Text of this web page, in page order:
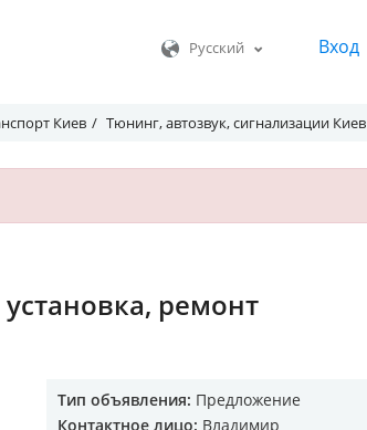
Русский Вход
Киев Тюнинг, автозвук, сигнализации Киев
ремонт
Тип объявления: Предложение
Контактное лицо: Владимир